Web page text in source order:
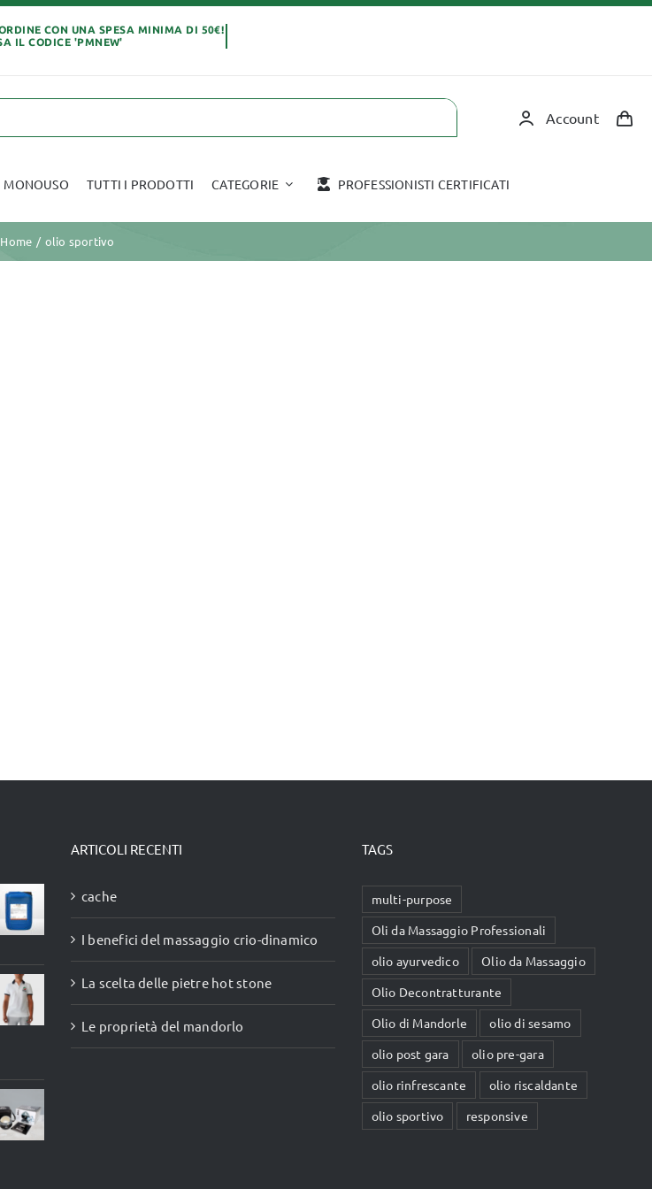
Account
MONOUSO TUTTI I PRODOTTI CATEGORIE PROFESSIONISTI CERTIFICATI
Home olio sportivo
ARTICOLI RECENTI
cache
I benefici del massaggio crio-dinamico
La scelta delle pietre hot stone
Le proprietà del mandorlo
TAGS
multi-purpose
Oli da Massaggio Professionali
olio ayurvedico
Olio da Massaggio
Olio Decontratturante
Olio di Mandorle
olio di sesamo
olio post gara
olio pre-gara
olio rinfrescante
olio riscaldante
olio sportivo
responsive